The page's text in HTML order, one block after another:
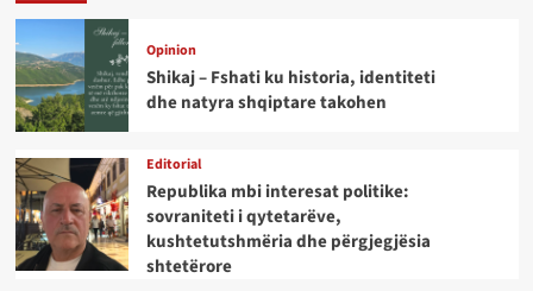
Opinion
Shikaj – Fshati ku historia, identiteti
dhe natyra shqiptare takohen
Editorial
Republika mbi interesat politike:
sovraniteti i qytetarëve,
kushtetutshmëria dhe përgjegjësia
shtetërore